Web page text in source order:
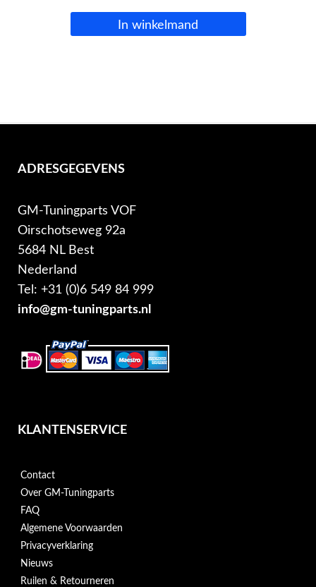
In winkelmand
ADRESGEGEVENS
GM-Tuningparts VOF
Oirschotseweg 92a
5684 NL Best
Nederland
Tel: +31 (0)6 549 84 999
info@gm-tuningparts.nl
KLANTENSERVICE
Contact
Over GM-Tuningparts
FAQ
Algemene Voorwaarden
Privacyverklaring
Nieuws
Ruilen & Retourneren